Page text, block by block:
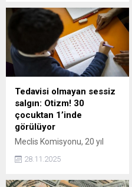
denildiğinde akla ilk olarak
otel seçeneklerinin
gelmesine ilişkin önemli
tespitlerde bulundu.
Tedavisi olmayan sessiz
salgın: Otizm! 30
çocuktan 1’inde
görülüyor
Meclis Komisyonu, 20 yıl
görülen otizm sıklığı bugün
28.11.2025